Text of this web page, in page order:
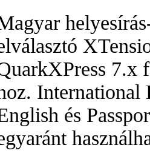
7.x
International
és